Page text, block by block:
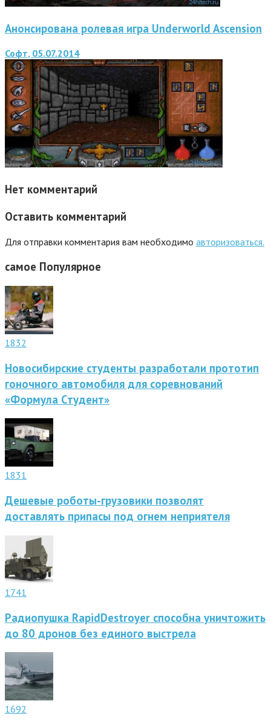
Анонсирована ролевая игра Underworld Ascension
Софт, 05.07.2014
Нет комментарий
Оставить комментарий
Для отправки комментария вам необходимо авторизоваться.
самое Популярное
1832
Новосибирские студенты разработали прототип
гоночного автомобиля для соревнований
«Формула Студент»
1831
Дешевые роботы-грузовики позволят
доставлять припасы под огнем неприятеля
1741
Радиопушка RapidDestroyer способна уничтожить
до 80 дронов без единого выстрела
1692